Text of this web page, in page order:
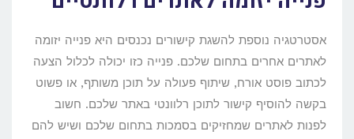
אסטרטגיה נוספת להשגת קישורים נכנסים היא פנייה יזומה
לאתרים אחרים בתחום שלכם. פנייה כזו יכולה לכלול הצעה
לכתוב פוסט אורח, שיתוף פעולה על תוכן משותף, או פשוט
בקשה להוסיף קישור לתוכן רלוונטי באתר שלכם. חשוב
לפנות לאתרים שמחזיקים בסמכות בתחום שלכם ושיש להם